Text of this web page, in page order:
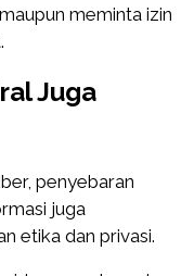
meminta izin
Juga
penyebaran
juga
etika dan privasi.